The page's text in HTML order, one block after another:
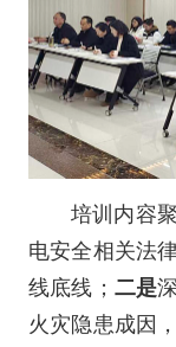
培训内容
电安全相关法
线底线； 二是
火灾隐患成因